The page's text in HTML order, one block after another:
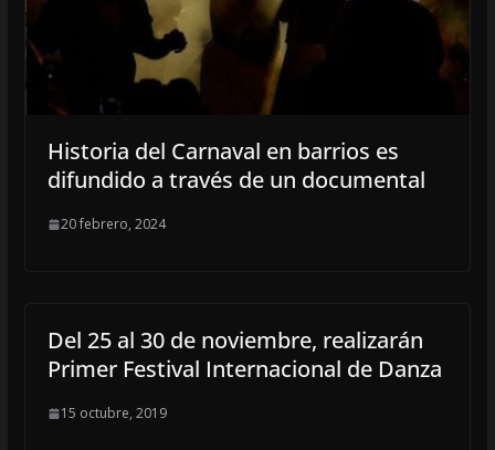
Historia del Carnaval en barrios es
difundido a través de un documental
20 febrero, 2024
Del 25 al 30 de noviembre, realizarán
Primer Festival Internacional de Danza
15 octubre, 2019